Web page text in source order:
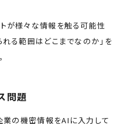
が様々な情報を触る可能性
る範囲はどこまでなのか」を
問題
業の機密情報をAIに入力して